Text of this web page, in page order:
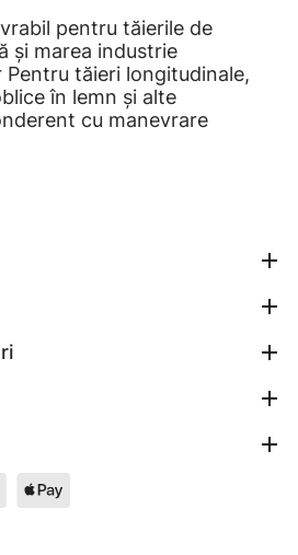
pentru tăierile de
şi marea industrie
Pentru tăieri longitudinale,
în lemn şi alte
cu manevrare